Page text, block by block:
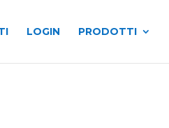
LOGIN PRODOTTI